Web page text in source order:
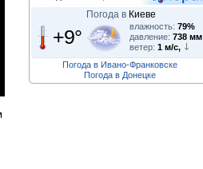
Погода в Киеве
+9° влажность: 79%
давление: 738 мм
ветер: 1 м/с,
Погода в Ивано-Франковске
Погода в Донецке